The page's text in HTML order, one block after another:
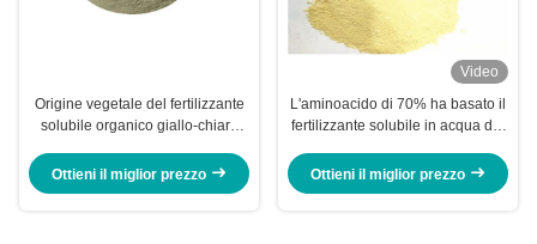
Origine vegetale del fertilizzante
solubile organico giallo-chiaro
Ottieni il miglior prezzo
Video
L'aminoacido di 70% ha basato il
fertilizzante solubile in acqua del
Ottieni il miglior prezzo